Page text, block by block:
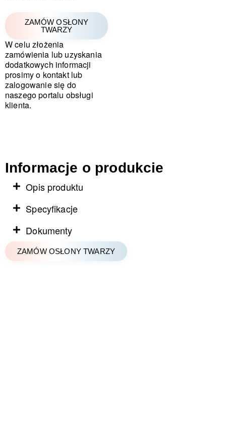
ZAMÓW OSŁONY
TWARZY
W celu złożenia
zamówienia lub uzyskania
dodatkowych informacji
prosimy o kontakt lub
zalogowanie się do
naszego portalu obsługi
klienta.
Informacje o produkcie
Opis produktu
Specyfikacje
Dokumenty
ZAMÓW OSŁONY TWARZY